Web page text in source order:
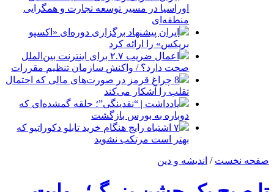
اوراسیا در مسیر توسعه تجارت و همگرایی
منطقه‌ای
ایران پیشنهاد برگزاری دوره‌ای «اکسپو
بریکس» را ارائه کرد
اعمال ضریب ۲.۷ برای اینترنت بین‌الملل
صحت دارد؟ / واکنش سازمان تنظیم مقررات
8 چراغ قرمز در صورت‌های مالی که احتمال
تقلب را آشکار می‌کند
یادداشت | “نقدینگی”؛ حلقه گمشده‌ای که
دوباره به بورس بازگشت
۷ اشتباه رایج هنگام خرید تابلو دکوراتیو که
بهتر است مرتکب نشوید
صفحه نخست / اندیشه و دین